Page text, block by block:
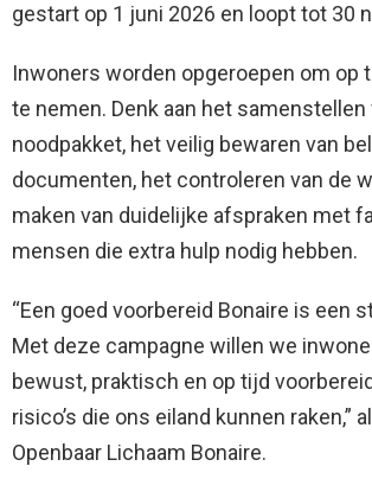
gestart op 1 juni 2026 en loopt tot 30
Inwoners worden opgeroepen om op
te nemen. Denk aan het samenstellen
noodpakket, het veilig bewaren van
documenten, het controleren van de
maken van duidelijke afspraken met
mensen die extra hulp nodig hebben.
“Een goed voorbereid Bonaire is een
Met deze campagne willen we
bewust, praktisch en op tijd
risico’s die ons eiland kunnen raken,”
Openbaar Lichaam Bonaire.